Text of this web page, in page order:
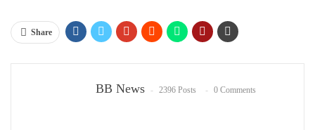
Share
BB News 2396 Posts 0 Comments